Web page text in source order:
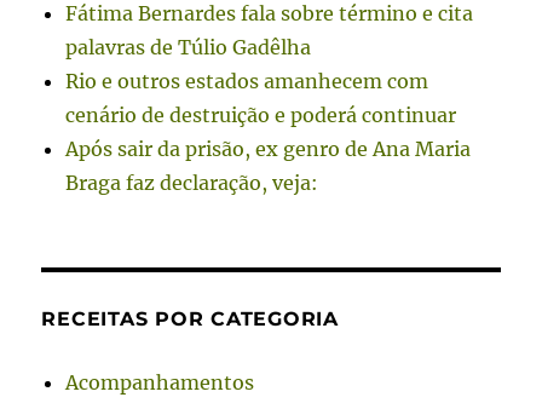
Fátima Bernardes fala sobre término e cita
palavras de Túlio Gadêlha
Rio e outros estados amanhecem com
cenário de destruição e poderá continuar
Após sair da prisão, ex genro de Ana Maria
Braga faz declaração, veja:
RECEITAS POR CATEGORIA
Acompanhamentos